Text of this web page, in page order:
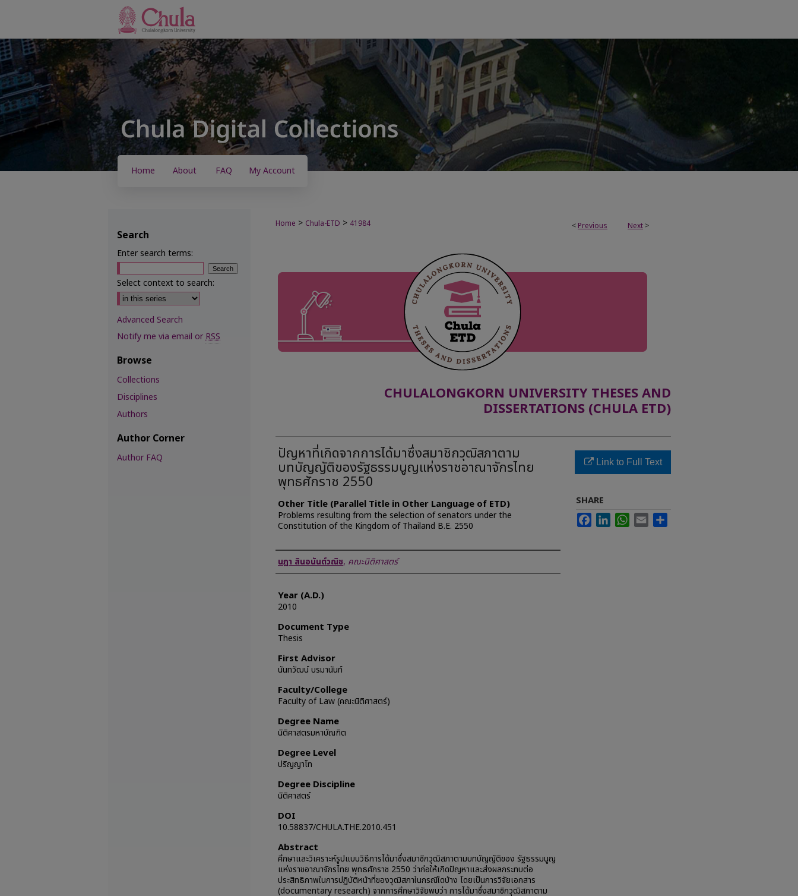
Home About FAQ My Account
< Previous Next >
Home > Chula-ETD > 41984
CHULALONGKORN UNIVERSITY THESES AND
DISSERTATIONS (CHULA ETD)
ปัญหาที่เกิดจากการได้มาซึ่งสมาชิกวุฒิสภาตาม
บทบัญญัติของรัฐธรรมนูญแห่งราชอาณาจักรไทย
พุทธศักราช 2550
Other Title (Parallel Title in Other Language of ETD)
Problems resulting from the selection of senators under the
Constitution of the Kingdom of Thailand B.E. 2550
Author
นฎา สินอนันต์วณิช, คณะนิติศาสตร์
Year (A.D.)
2010
Document Type
Thesis
First Advisor
นันทวัฒน์ บรมานันท์
Faculty/College
Faculty of Law (คณะนิติศาสตร์)
Degree Name
นิติศาสตรมหาบัณฑิต
Degree Level
ปริญญาโท
Degree Discipline
นิติศาสตร์
DOI
10.58837/CHULA.THE.2010.451
Abstract
ศึกษาและวิเคราะห์รูปแบบวิธีการได้มาซึ่งสมาชิกวุฒิสภาตามบทบัญญัติของ รัฐธรรมนูญ
แห่งราชอาณาจักรไทย พุทธศักราช 2550 ว่าก่อให้เกิดปัญหาและส่งผลกระทบต่อ
ประสิทธิภาพในการปฏิบัติหน้าที่ของวุฒิสภาในกรณีใดบ้าง โดยเป็นการวิจัยเอกสาร
(documentary research) จากการศึกษาวิจัยพบว่า การได้มาซึ่งสมาชิกวุฒิสภาตาม
Link to Full Text
SHARE
FacebookLinkedInWhatsApp
Email
Search
Enter search terms:
Select context to search:
Advanced Search
Notify me via email orRSS
Browse
Collections
Disciplines
Authors
Author Corner
Author FAQ